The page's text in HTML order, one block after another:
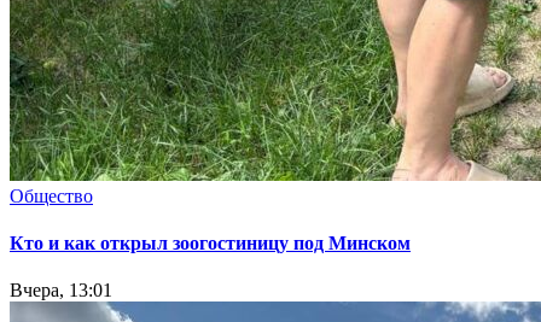
Общество
Кто и как открыл зоогостиницу под Минском
Вчера, 13:01